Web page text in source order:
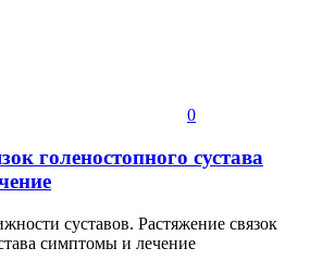
0
голеностопного сустава
суставов. Растяжение связок
симптомы и лечение